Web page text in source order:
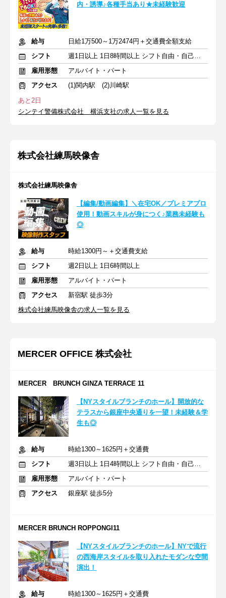
内・誘導♪各種手当あり★未経験歓迎
給与
日給1万500～1万2474円＋交通費全額支給
シフト
週1日以上 1日8時間以上 シフト自由・自己申告
雇用形態
アルバイト・パート
アクセス
(1)関内駅 (2)川崎駅
あと2日
シンテイ警備株式会社 横浜支社の求人一覧を見る
株式会社練馬映像舎
株式会社練馬映像舎
【編集/動画編集】＼在宅OK／プレミアプロ
使用！動画スキルが身につく♪業務未経験も
◎
給与
時給1300円～＋交通費支給
シフト
週2日以上 1日6時間以上
雇用形態
アルバイト・パート
アクセス
新宿駅 徒歩3分
株式会社練馬映像舎の求人一覧を見る
MERCER OFFICE 株式会社
MERCER BRUNCH GINZA TERRACE 11
【NYスタイルブランチのホール】開放的な
テラスから銀座中央通りを一望！未経験＆学
生も◎
給与
時給1300～1625円＋交通費
シフト
週3日以上 1日4時間以上 シフト自由・自己申告
雇用形態
アルバイト・パート
アクセス
銀座駅 徒歩5分
MERCER BRUNCH ROPPONGI11
【NYスタイルブランチのホール】NYで流行
の西海岸スタイルを取り入れたモダンな空間
演出！
給与 時給1300～1625円＋交通費